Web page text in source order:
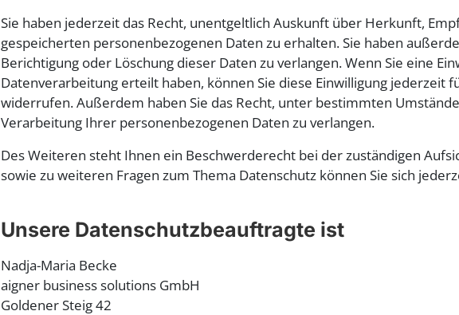
Sie haben jederzeit das Recht, unentgeltlich Auskunft über Herkunft,
gespeicherten personenbezogenen Daten zu erhalten. Sie haben
Berichtigung oder Löschung dieser Daten zu verlangen. Wenn Sie eine
Datenverarbeitung erteilt haben, können Sie diese Einwilligung jederzeit
widerrufen. Außerdem haben Sie das Recht, unter bestimmten
Verarbeitung Ihrer personenbezogenen Daten zu verlangen.
Des Weiteren steht Ihnen ein Beschwerderecht bei der zuständigen
sowie zu weiteren Fragen zum Thema Datenschutz können Sie sich
Unsere Datenschutzbeauftragte ist
Nadja-Maria Becke
aigner business solutions GmbH
Goldener Steig 42